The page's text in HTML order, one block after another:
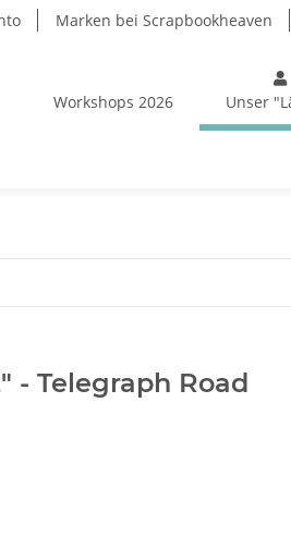
Marken bei Scrapbookheaven
Workshops 2026 Unser
- Telegraph Road